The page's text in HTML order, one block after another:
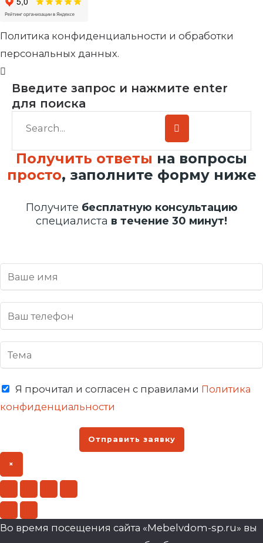
Политика конфиденциальности и обработки
персональных данных.
Введите запрос и нажмите enter
для поиска
Получить ответы на вопросы
просто, заполните форму ниже
Получите бесплатную консультацию
специалиста в течение 30 минут!
Я прочитал и согласен с правилами Политика
конфиденциальности
Отправить заявку
×
Во время посещения сайта «Mebelvdom-sp.ru» вы